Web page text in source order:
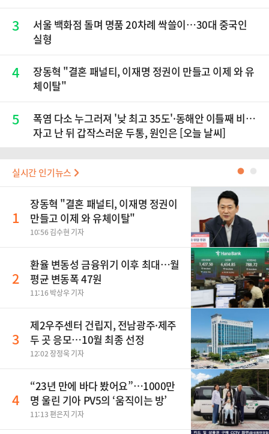
3
서울 백화점 돌며 명품 20차례 싹쓸이…30대 중국인
실형
4
장동혁 "결혼 패널티, 이재명 정권이 만들고 이제 와 유
체이탈"
5
폭염 다소 누그러져 '낮 최고 35도'·동해안 이틀째 비…
자고 난 뒤 갑작스러운 두통, 원인은 [오늘 날씨]
실시간 인기뉴스 ●
1
장동혁 "결혼 패널티, 이재명 정권이
만들고 이제 와 유체이탈"
10:56 김수현 기자
2
환율 변동성 금융위기 이후 최대…월
평균 변동폭 47원
11:16 박상우 기자
3
제2우주센터 건립지, 전남광주·제주
두 곳 응모…10월 최종 선정
12:02 장정욱 기자
4
“23년 만에 바다 봤어요”…1000만
명 울린 기아 PV5의 ‘움직이는 방’
11:13 편은지 기자